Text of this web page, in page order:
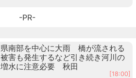
-PR-
県南部を中心に大雨 橋が流される
被害も発生するなど引き続き河川の
増水に注意必要 秋田
[18:00]